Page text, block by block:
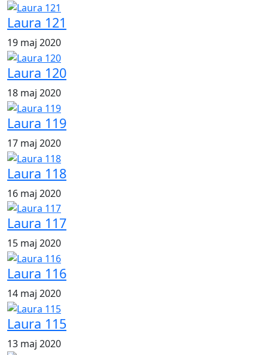
Laura 121
19 maj 2020
Laura 120
18 maj 2020
Laura 119
17 maj 2020
Laura 118
16 maj 2020
Laura 117
15 maj 2020
Laura 116
14 maj 2020
Laura 115
13 maj 2020